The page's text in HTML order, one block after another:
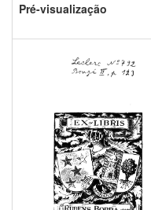
Pré-visualização